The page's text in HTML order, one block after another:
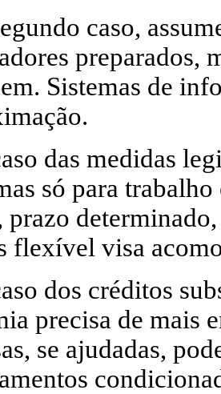
caso,
preparados,
Sistemas de
das medidas
só para
prazo
flexível visa
dos créditos
precisa de mais
se ajudadas,